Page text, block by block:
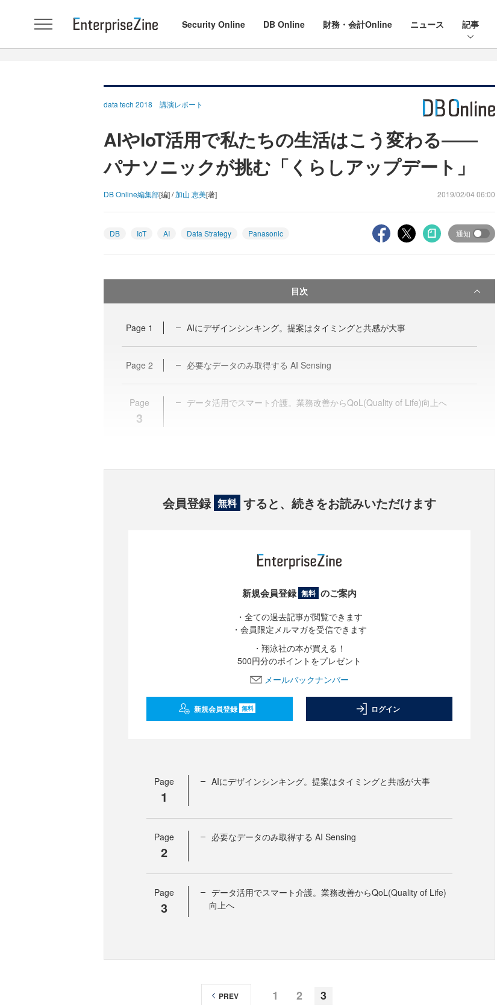
Security Online DB Online 財務・会計Online ニュース 記事
data tech 2018 講演レポート
AIやIoT活用で私たちの生活はこう変わる――
パナソニックが挑む「くらしアップデート」
DB Online編集部[編] /加山 恵美[著] 2019/02/04 06:00
DB IoT AI Data Strategy Panasonic 通知
目次
Page 1 AIにデザインシンキング。提案はタイミングと共感が大事
Page 2 必要なデータのみ取得する AI Sensing
Page
3
データ活用でスマート介護。業務改善からQoL(Quality of Life)向上へ
会員登録 無料 すると、続きをお読みいただけます
新規会員登録 無料 のご案内
・全ての過去記事が閲覧できます
・会員限定メルマガを受信できます
・翔泳社の本が買える！
500円分のポイントをプレゼント
メールバックナンバー
新規会員登録 無料 ログイン
Page
1
AIにデザインシンキング。提案はタイミングと共感が大事
Page
2
必要なデータのみ取得する AI Sensing
Page
3
データ活用でスマート介護。業務改善からQoL(Quality of Life)
向上へ
1 2 3
PREV